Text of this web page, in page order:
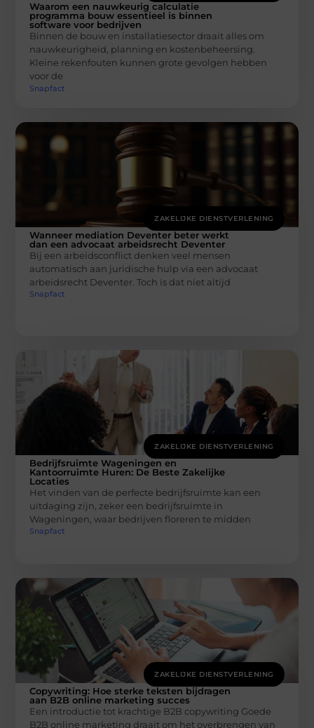
Waarom een nauwkeurig calculatie
programma bouw essentieel is binnen
software voor bedrijven
Binnen de bouw en installatiesector draait alles om
nauwkeurigheid, planning en kostenbeheersing.
Kleine rekenfouten kunnen grote gevolgen hebben
voor de
Snapfact
ZAKELIJKE DIENSTVERLENING
Wanneer mediation Deventer beter werkt
dan een advocaat arbeidsrecht Deventer
Bij een arbeidsconflict denken veel mensen
automatisch aan juridische hulp via een advocaat
arbeidsrecht Deventer. Toch is dat niet altijd
Snapfact
ZAKELIJKE DIENSTVERLENING
Bedrijfsruimte Wageningen en
Kantoorruimte Huren: De Beste Zakelijke
Locaties
Het vinden van de perfecte bedrijfsruimte kan een
uitdaging zijn, zeker een bedrijfsruimte in
Wageningen, waar bedrijven floreren te midden
Snapfact
ZAKELIJKE DIENSTVERLENING
Copywriting: Hoe sterke teksten bijdragen
aan B2B online marketing succes
Een introductie tot krachtige B2B copywriting Goede
B2B online marketing draait om het overbrengen van